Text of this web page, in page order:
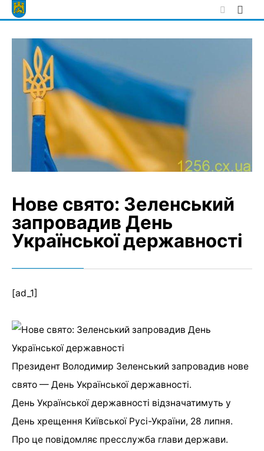
Skip
to
Нове свято: Зеленський
запровадив День
Української державності
[ad_1]
Президент Володимир Зеленський запровадив нове
свято — День Української державності.
День Української державності відзначатимуть у
День хрещення Київської Русі-України, 28 липня.
Про це повідомляє пресслужба глави держави.